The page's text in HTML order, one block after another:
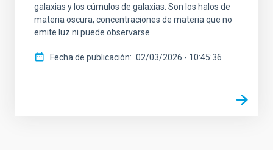
galaxias y los cúmulos de galaxias. Son los halos de
materia oscura, concentraciones de materia que no
emite luz ni puede observarse
Fecha de publicación 02/03/2026 - 10:45:36